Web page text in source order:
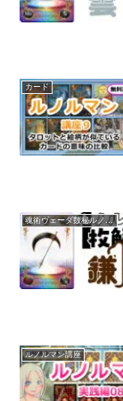
カード
魂術ヴェーダ数秘ルノルマンカード
ルノルマン講座